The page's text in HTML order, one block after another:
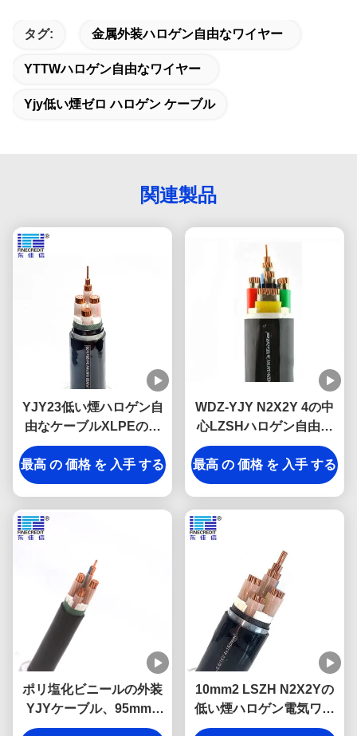
タグ: 金属外装ハロゲン自由なワイヤー
YTTWハロゲン自由なワイヤー
Yjy低い煙ゼロ ハロゲン ケーブル
関連製品
YJY23低い煙ハロゲン自
由なケーブルXLPEの絶
縁材の炎-抑制剤
最高 の 価格 を 入手 する
WDZ-YJY N2X2Y 4の中
心LZSHハロゲン自由な
炎-抑制剤はCUのコンダ
クターをケーブルで通信
する
最高 の 価格 を 入手 する
ポリ塩化ビニールの外装
YJYケーブル、95mm2
35mm2 50mm2の単心の
10mm2 LSZH N2X2Yの
低い煙ハロゲン電気ワイ
ヤーで縛るプロジェクト